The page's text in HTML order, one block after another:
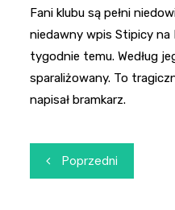
Fani klubu są pełni
niedawny wpis Stipicy
tygodnie temu. Według
sparaliżowany. To
napisał bramkarz.
Nawigacja
wpisu
Poprzedni